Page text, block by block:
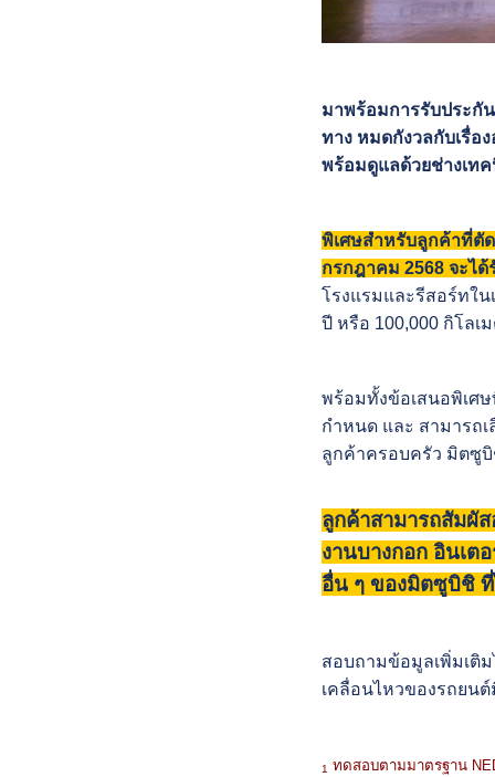
มาพร้อมการรับประกัน
ทาง หมดกังวลกับเรื่อ
พร้อมดูแลด้วยช่างเท
พิเศษสำหรับลูกค้าที่ตั
กรกฎาคม 2568 จะไ
โรงแรมและรีสอร์ทใ
ปี หรือ 100,000 กิโลเ
พร้อมทั้งข้อเสนอพิเศษ
กำหนด และ สามารถเ
ลูกค้าครอบครัว มิตซูบิ
ลูกค้าสามารถสัมผั
งานบางกอก อินเต
อื่น ๆ ของมิตซูบิชิ
สอบถามข้อมูลเพิ่มเติ
เคลื่อนไหวของรถยน
1 ทดสอบตามมาตรฐาน